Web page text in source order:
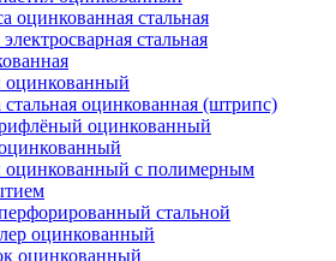
оцинкованная стальная
стальная
оцинкованный
стальная оцинкованная (штрипс)
оцинкованный
оцинкованный с полимерным
стальной
оцинкованный
оцинкованный